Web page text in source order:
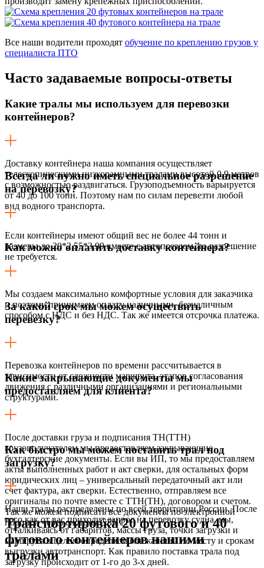
Все наши водители проходят обучение по креплению грузов у
специалиста ПТО
Часто задаваемые вопросы-ответы
Какие тралы мы используем для перевозки
контейнеров?
Доставку контейнера наша компания осуществляет
телескопическими низкорамными тралами высотой 0,9 метров
с возможностью раздвигаться. Грузоподъемность варьируется
от 40 до 100 тонн. Поэтому нам по силам перевезти любой
вид водного транспорта.
Всегда ли нужно иметь специальное разрешение
на перевозку?
Если контейнеры имеют общий вес не более 44 тонн и
размеры до 20*2,55*3,99 вместе с автопоездом, то разрешение
не требуется.
Как можно оплатить доставку контейнера?
Мы создаем максимально комфортные условия для заказчика
и поэтому принимаем оплату наличными, безналичным
способом с НДС и без НДС. Так же имеется отсрочка платежа.
За какой срок мы можем осуществить
перевезку?
Перевозка контейнеров по времени рассчитывается в
зависимости от сложности маршрута, этапов согласования
движения с различными организациями и региональными
структурами.
Какие закрывающие документы мы
предоставляем для клиента?
После доставки груза и подписания ТН(ТТН)
грузополучателем мы предоставляем закрывающие
бухгалтерские документы. Если вы ИП, то мы предоставляем
акты выполненных работ и акт сверки, для остальных форм
юридических лиц – универсальный передаточный акт или
счет фактура, акт сверки. Естественно, отправляем все
оригиналы по почте вместе с ТТН(ТН), договором и счетом.
Так же можем подписать все документы по электронной
подписи через систему СБИС.
Как быстро мы можем поставить трал под
загрузку?
Наши тралы распределены по всей территории России. После
того как от вас приходит запрос на перевозку судна, мы,
отталкиваясь от габаритов, массы груза, точки загрузки и
маршрута в целом определяем ближайший по месту и срокам
выгрузки автотранспорт. Как правило поставка трала под
загрузку происходит от 1-го до 3-х дней.
Транспортировка 20 футового и 40
футового контейнеров нашими
тралами